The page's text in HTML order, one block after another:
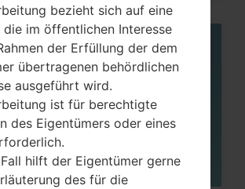
bezieht sich auf eine
die im öffentlichen Interesse
der Erfüllung der dem
übertragenen behördlichen
ausgeführt wird.
ist für berechtigte
des Eigentümers oder eines
hilft der Eigentümer gerne
des für die